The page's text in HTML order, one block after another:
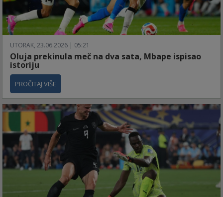
UTORAK, 23.06.2026 | 05:21
Oluja prekinula meč na dva sata, Mbape ispisao
istoriju
PROČITAJ VIŠE